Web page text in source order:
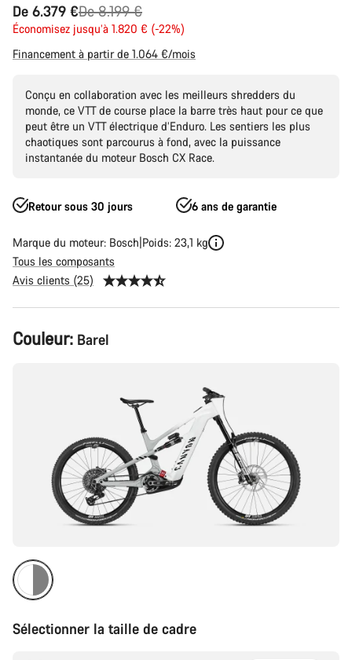
De 6.379 €
Prix
d’origine
De 8.199 €
Économisez jusqu’à 1.820 € (-22%)
Financement à partir de 1.064 €/mois
Conçu en collaboration avec les meilleurs shredders du
monde, ce VTT de course place la barre très haut pour ce que
peut être un VTT électrique d’Enduro. Les sentiers les plus
chaotiques sont parcourus à fond, avec la puissance
instantanée du moteur Bosch CX Race.
Retour sous 30 jours 6 ans de garantie
Marque du moteur: Bosch Poids: 23,1 kg
Tous les composants
Avis clients (25)
Configuration
du
Couleur: Barel
Sélectionner la taille de cadre